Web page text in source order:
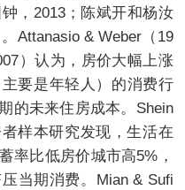
，2013；陈斌开和杨汝
Attanasio & Weber（19
）认为，房价大幅上涨
要是年轻人）的消费行
的未来住房成本。Shein
样本研究发现，生活在
率比低房价城市高5%，
当期消费。Mian & Sufi